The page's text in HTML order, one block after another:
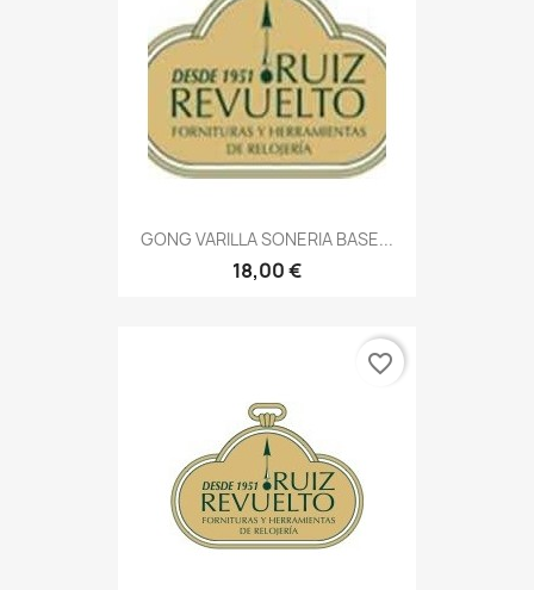
GONG VARILLA SONERIA BASE...
18,00 €
favorite_border